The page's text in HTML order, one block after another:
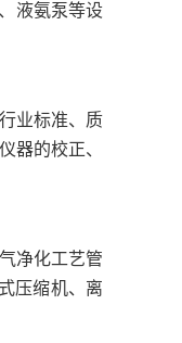
液氨泵等设
业标准、质
器的校正、
净化工艺管
压缩机、离